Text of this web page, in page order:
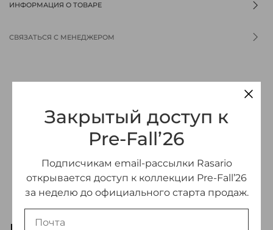
ИНФОРМАЦИЯ О ТОВАРЕ
СВЯЗАТЬСЯ С МЕНЕДЖЕРОМ
ВАМ МОЖЕТ ПОНРАВИТЬСЯ
Закрытый доступ к
Pre-Fall’26
Подписчикам email-рассылки Rasario
открывается доступ к коллекции Pre-Fall’26
за неделю до официального старта продаж.